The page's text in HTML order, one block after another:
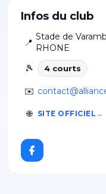
Infos du club
📍
Stade de
RHONE
🎾
4 courts
✉️
🌐 SITE OFFICIEL